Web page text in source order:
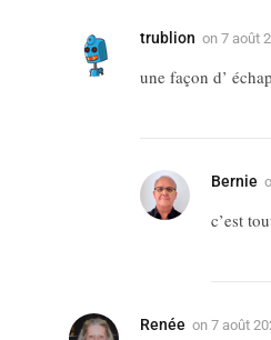
trublion on 7 août
une façon d’
Bernie
c’est
Renée on 7 août